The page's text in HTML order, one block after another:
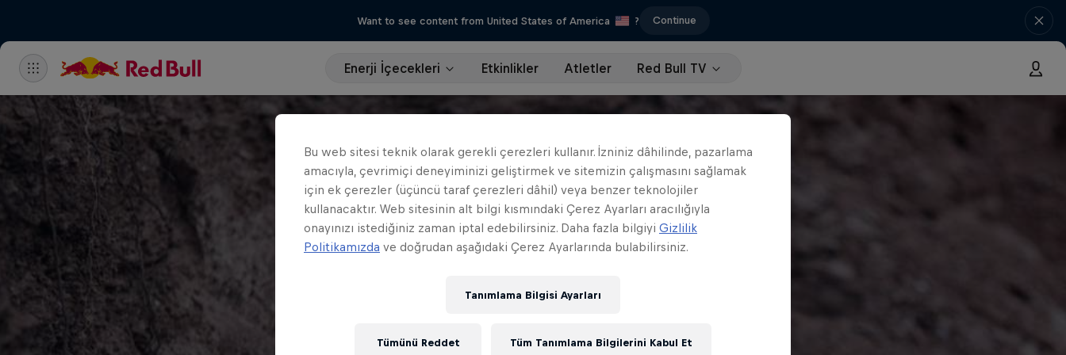
Want to see content from United States of America ? Continue
Enerji İçecekleri Etkinlikler Atletler Red Bull TV
Bu web sitesi teknik olarak gerekli çerezleri kullanır. İzniniz dâhilinde, pazarlama
amacıyla, çevrimiçi deneyiminizi geliştirmek ve sitemizin çalışmasını sağlamak
için ek çerezler (üçüncü taraf çerezleri dâhil) veya benzer teknolojiler
kullanacaktır. Web sitesinin alt bilgi kısmındaki Çerez Ayarları aracılığıyla
onayınızı istediğiniz zaman iptal edebilirsiniz. Daha fazla bilgiyi Gizlilik
Politikamızda ve doğrudan aşağıdaki Çerez Ayarlarında bulabilirsiniz.
Tanımlama Bilgisi Ayarları
Tümünü Reddet Tüm Tanımlama Bilgilerini Kabul Et